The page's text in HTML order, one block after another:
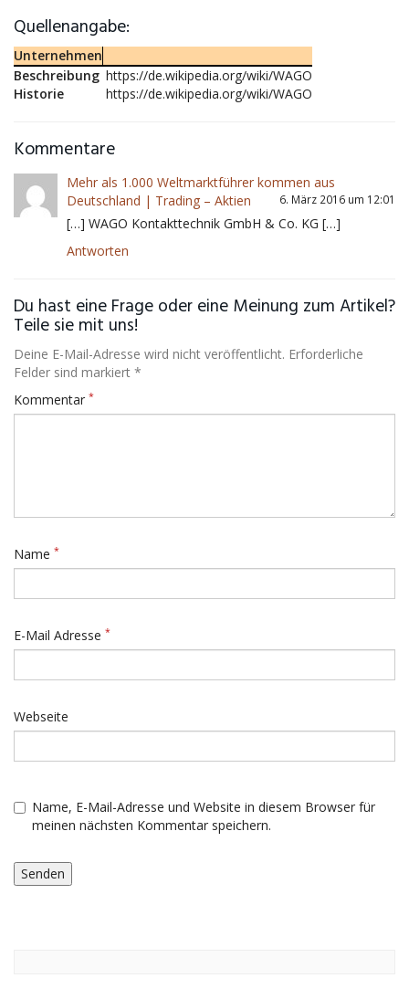
Quellenangabe:
Unternehmen
Beschreibung https://de.wikipedia.org/wiki/WAGO
Historie
https://de.wikipedia.org/wiki/WAGO
Kommentare
Mehr als 1.000 Weltmarktführer kommen aus
Deutschland | Trading – Aktien
6. März 2016 um 12:01
[…] WAGO Kontakttechnik GmbH & Co. KG […]
Antworten
Du hast eine Frage oder eine Meinung zum Artikel?
Teile sie mit uns!
Deine E-Mail-Adresse wird nicht veröffentlicht. Erforderliche
Felder sind markiert *
Kommentar *
Name *
E-Mail Adresse *
Webseite
Name, E-Mail-Adresse und Website in diesem Browser für
meinen nächsten Kommentar speichern.